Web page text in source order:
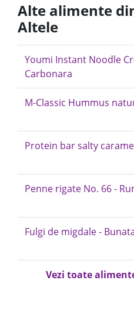
Alte alimente
Altele
Youmi Instant Noodle
Carbonara
M-Classic Hummus
Protein bar salty
Penne rigate No. 66 -
Fulgi de migdale -
Vezi toate